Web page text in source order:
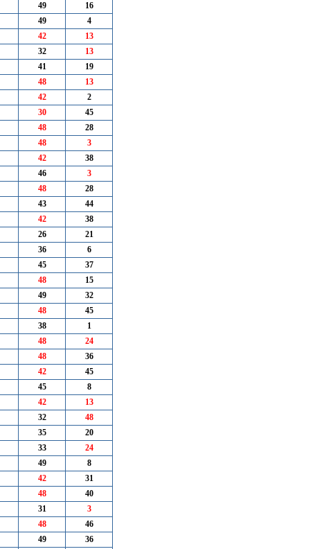
49
16
49
4
42
13
32
13
41
19
48
13
42
2
30
45
48
28
48
3
42
38
46
3
48
28
43
44
42
38
26
21
36
6
45
37
48
15
49
32
48
45
38
1
48
24
48
36
42
45
45
8
42
13
32
48
35
20
33
24
49
8
42
31
48
40
31
3
48
46
49
36